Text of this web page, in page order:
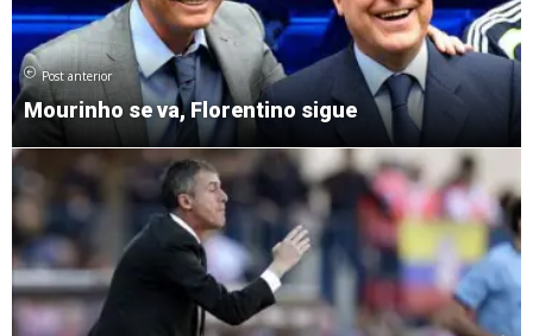
Post anterior
Mourinho se va, Florentino sigue